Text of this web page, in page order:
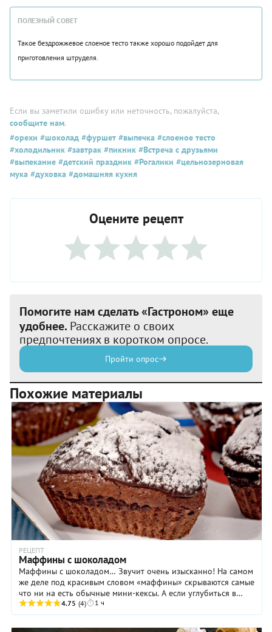
ПОЛЕЗНЫЙ СОВЕТ
Такое бездрожжевое слоеное тесто также хорошо подойдет для
приготовления штруделя.
Если вы заметили ошибку или неточность, пожалуйста,
сообщите нам.
#орехи #шоколад #фуршет #выпечка #слоеное тесто
#холодильник #завтрак #пикник #Встреча с друзьями
#выпекание #детский праздник #Рогалики #цельнозерновая
мука #духовка #домашняя кухня
Оцените рецепт
Помогите нам сделать «Гастроном» еще
удобнее. Расскажите о своих
предпочтениях в коротком опросе.
Пройти опрос
Похожие материалы
РЕЦЕПТ
Маффины с шоколадом
Маффины с шоколадом… Звучит очень изысканно! На самом
же деле под красивым словом «маффины» скрываются самые
что ни на есть обычные мини-кексы. А если углубиться в
чисто английскую историю этой ...
4.75 (4) 1 ч